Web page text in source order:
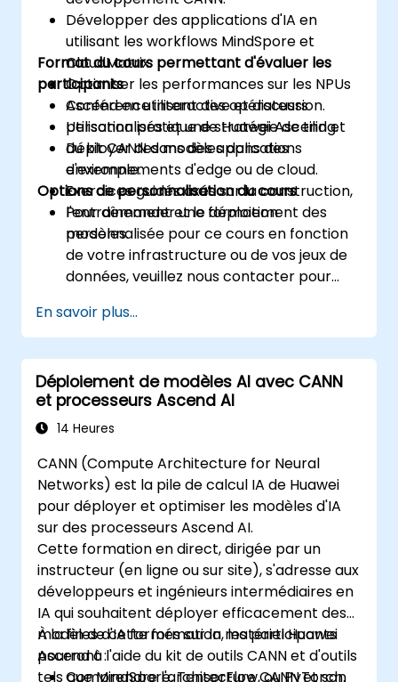
Développer des applications d'IA en
utilisant les workflows MindSpore et
CloudMatrix.
Optimiser les performances sur les NPUs
Ascend en utilisant des opérateurs
personnalisés et une stratégie de tiling.
Déployer des modèles dans des
environnements d'edge ou de cloud.
Format du cours permettant d'évaluer les
participants
Conférence interactive et discussion.
Utilisation pratique de Huawei Ascend et
du kit CANN dans des applications
d'exemple.
Exercices guidés axés sur la construction,
l'entraînement et le déploiement des
modèles.
Options de personnalisation du cours
Pour demander une formation
personnalisée pour ce cours en fonction
de votre infrastructure ou de vos jeux de
données, veuillez nous contacter pour
En savoir plus...
Déploiement de modèles AI avec CANN
et processeurs Ascend AI
14 Heures
CANN (Compute Architecture for Neural
Networks) est la pile de calcul IA de Huawei
pour déployer et optimiser les modèles d'IA
sur des processeurs Ascend AI.
Cette formation en direct, dirigée par un
instructeur (en ligne ou sur site), s'adresse aux
développeurs et ingénieurs intermédiaires en
IA qui souhaitent déployer efficacement des
modèles d'IA formés sur la matériel Huawei
Ascend à l'aide du kit de outils CANN et d'outils
tels que MindSpore, TensorFlow, ou PyTorch.
À la fin de cette formation, les participants
pourront :
Comprendre l'architecture CANN et son